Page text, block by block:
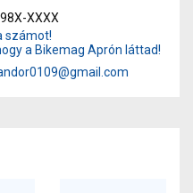
XXXX
számot!
a Bikemag Aprón láttad!